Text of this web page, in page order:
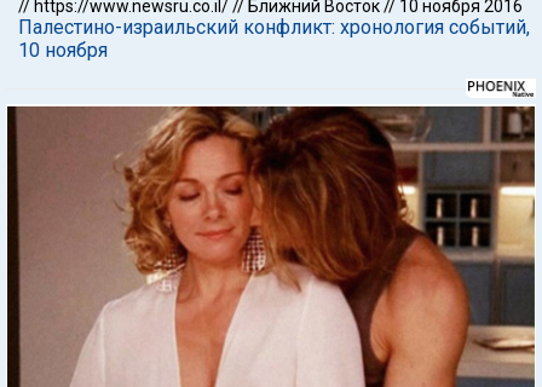
// https://www.newsru.co.il/// Ближний Восток// 10 ноября 2016
Палестино-израильский конфликт: хронология событий,
10 ноября